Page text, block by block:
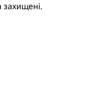
захищені.